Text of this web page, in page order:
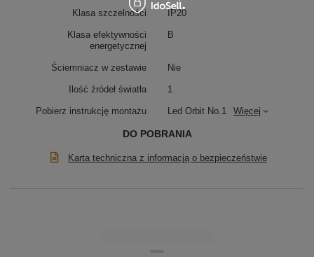
Klasa szczelności IP20
Klasa efektywności
energetycznej
B
Ściemniacz w zestawie Nie
Ilość źródeł światła 1
Pobierz instrukcję montażu Led Orbit No.1 Więcej
DO POBRANIA
Karta techniczna z informacją o bezpieczeństwie